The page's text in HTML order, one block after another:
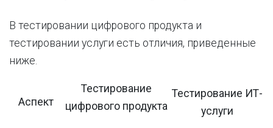
В тестировании цифрового продукта и
тестировании услуги есть отличия, приведенные
ниже.
Аспект
Тестирование
цифровогопродукта
Тестирование ИТ-
услуги